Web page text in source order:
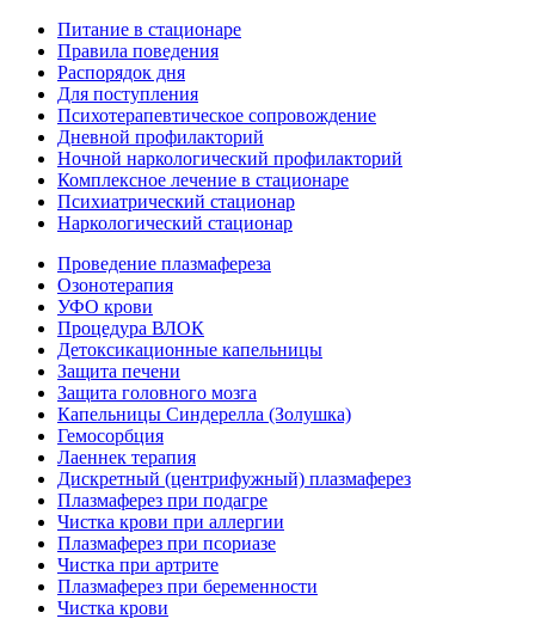
Питание в стационаре
Правила поведения
Распорядок дня
Для поступления
Психотерапевтическое сопровождение
Дневной профилакторий
Ночной наркологический профилакторий
Комплексное лечение в стационаре
Психиатрический стационар
Наркологический стационар
Проведение плазмафереза
Озонотерапия
УФО крови
Процедура ВЛОК
Детоксикационные капельницы
Защита печени
Защита головного мозга
Капельницы Синдерелла (Золушка)
Гемосорбция
Лаеннек терапия
Дискретный (центрифужный) плазмаферез
Плазмаферез при подагре
Чистка крови при аллергии
Плазмаферез при псориазе
Чистка при артрите
Плазмаферез при беременности
Чистка крови